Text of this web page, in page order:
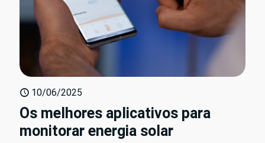
10/06/2025
Os melhores aplicativos para
monitorar energia solar